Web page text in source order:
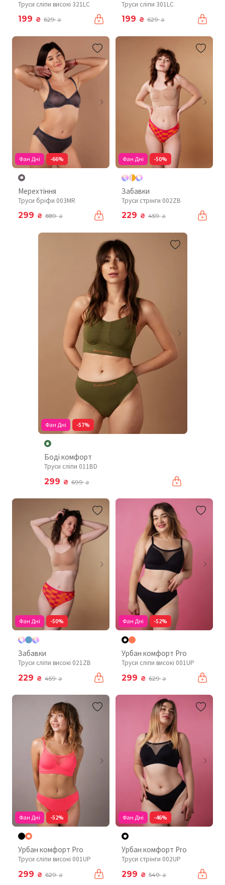
Труси сліпи високі 321LC
199 ₴ 629₴
Труси сліпи 301LC
199 ₴ 629₴
Фан Дні -66%
Мерехтіння
Труси бріфи 003MR
299 ₴ 889₴
Фан Дні -50%
Забавки
Труси стрінги 002ZB
229 ₴ 459₴
Фан Дні -57%
Боді комфорт
Труси сліпи 011BD
299 ₴ 699₴
Фан Дні -50%
Забавки
Труси сліпи високі 021ZB
229 ₴ 459₴
Фан Дні -52%
Урбан комфорт Pro
Труси сліпи високі 001UP
299 ₴ 629₴
Фан Дні -52%
Урбан комфорт Pro
Труси сліпи високі 001UP
299 ₴ 629₴
Фан Дні -46%
Урбан комфорт Pro
Труси стрінги 002UP
299 ₴ 549₴